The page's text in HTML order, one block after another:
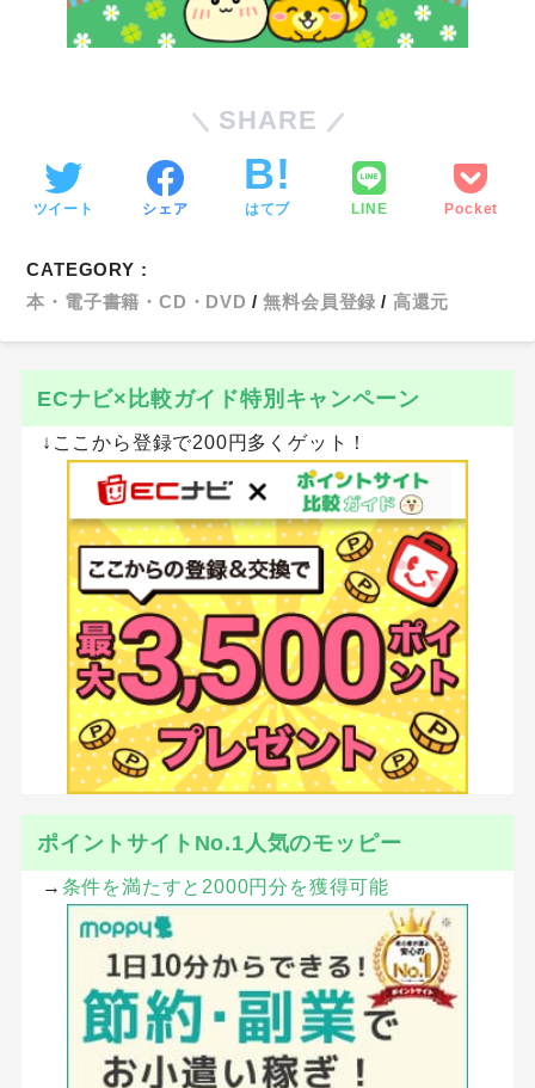
SHARE
ツイート シェア はてブ LINE Pocket
CATEGORY :
本・電子書籍・CD・DVD
無料会員登録 高還元
ECナビ×比較ガイド特別キャンペーン
↓ここから登録で200円多くゲット！
ポイントサイトNo.1人気のモッピー
→ 条件を満たすと2000円分を獲得可能